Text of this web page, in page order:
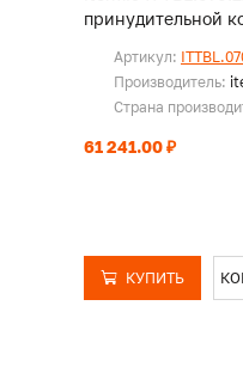
принудительной
Артикул:
Производитель:
Страна
61 241.00 ₽
КУПИТЬ